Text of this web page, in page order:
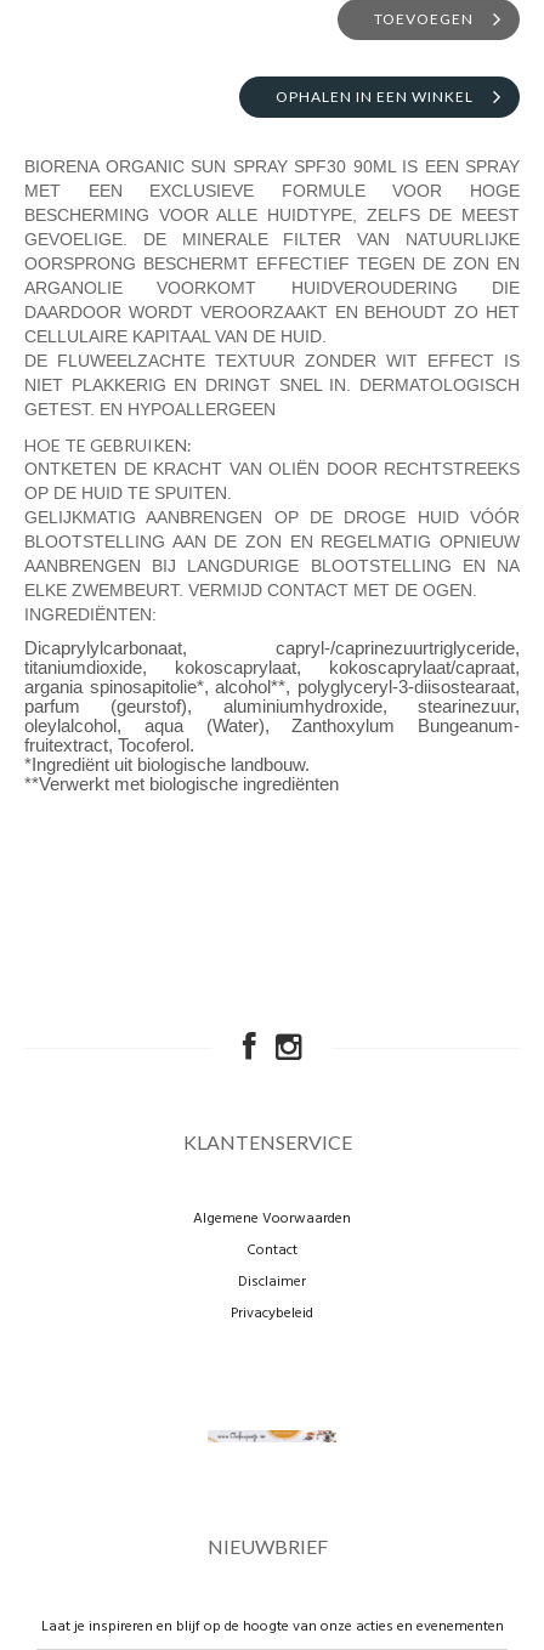
TOEVOEGEN
OPHALEN IN EEN WINKEL
BIORENA ORGANIC SUN SPRAY SPF30 90ML IS EEN SPRAY
MET EEN EXCLUSIEVE FORMULE VOOR HOGE
BESCHERMING VOOR ALLE HUIDTYPE, ZELFS DE MEEST
GEVOELIGE. DE MINERALE FILTER VAN NATUURLIJKE
OORSPRONG BESCHERMT EFFECTIEF TEGEN DE ZON EN
ARGANOLIE VOORKOMT HUIDVEROUDERING DIE
DAARDOOR WORDT VEROORZAAKT EN BEHOUDT ZO HET
CELLULAIRE KAPITAAL VAN DE HUID.
DE FLUWEELZACHTE TEXTUUR ZONDER WIT EFFECT IS
NIET PLAKKERIG EN DRINGT SNEL IN. DERMATOLOGISCH
GETEST. EN HYPOALLERGEEN
HOE TE GEBRUIKEN:
ONTKETEN DE KRACHT VAN OLIËN DOOR RECHTSTREEKS
OP DE HUID TE SPUITEN.
GELIJKMATIG AANBRENGEN OP DE DROGE HUID VÓÓR
BLOOTSTELLING AAN DE ZON EN REGELMATIG OPNIEUW
AANBRENGEN BIJ LANGDURIGE BLOOTSTELLING EN NA
ELKE ZWEMBEURT. VERMIJD CONTACT MET DE OGEN.
INGREDIËNTEN:
Dicaprylylcarbonaat, capryl-/caprinezuurtriglyceride,
titaniumdioxide, kokoscaprylaat, kokoscaprylaat/capraat,
argania spinosapitolie*, alcohol**, polyglyceryl-3-diisostearaat,
parfum (geurstof), aluminiumhydroxide, stearinezuur,
oleylalcohol, aqua (Water), Zanthoxylum Bungeanum-
fruitextract, Tocoferol.
*Ingrediënt uit biologische landbouw.
**Verwerkt met biologische ingrediënten
KLANTENSERVICE
Algemene Voorwaarden
Contact
Disclaimer
Privacybeleid
NIEUWBRIEF
Laat je inspireren en blijf op de hoogte van onze acties en evenementen